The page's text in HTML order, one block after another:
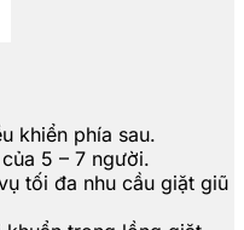
khiển phía sau.
5 – 7 người.
tối đa nhu cầu giặt giũ